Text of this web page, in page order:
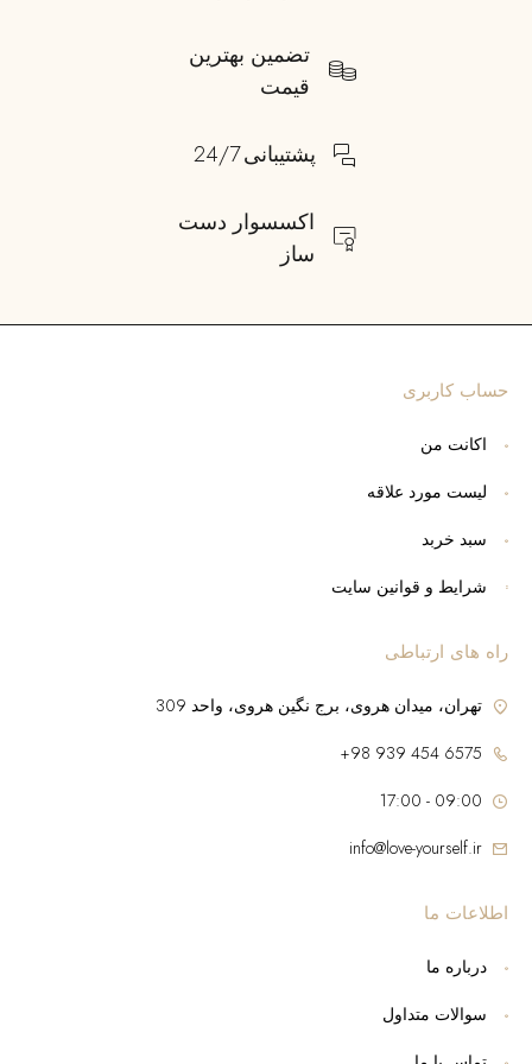
تضمین بهترین
قیمت
پشتیبانی 24/7
اکسسوار دست
ساز
حساب کاربری
اکانت من
لیست مورد علاقه
سبد خربد
شرایط و قوانین سایت
راه های ارتباطی
تهران، میدان هروی، برج نگین هروی، واحد 309
6575 454 939 98+
09:00 - 17:00
info@love-yourself.ir
اطلاعات ما
درباره ما
سوالات متداول